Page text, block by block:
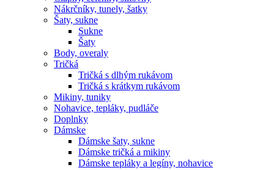
Nákrčníky, tunely, šatky
Šaty, sukne
Sukne
Šaty
Body, overaly
Tričká
Tričká s dlhým rukávom
Tričká s krátkym rukávom
Mikiny, tuniky
Nohavice, tepláky, pudláče
Doplnky
Dámske
Dámske šaty, sukne
Dámske tričká a mikiny
Dámske tepláky a legíny, nohavice